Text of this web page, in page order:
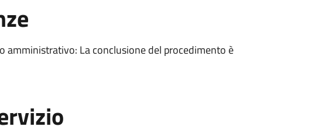
amministrativo: La conclusione del procedimento è